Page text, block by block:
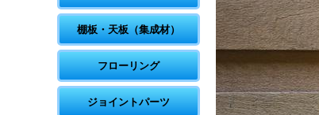
棚板・天板（集成材）
フローリング
ジョイントパーツ